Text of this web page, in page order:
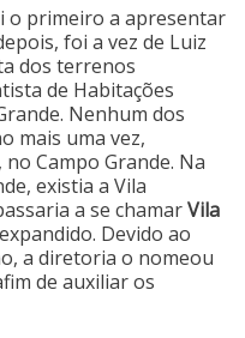
o primeiro a apresentar
foi a vez de Luiz
dos terrenos
de Habitações
Nenhum dos
mais uma vez,
Campo Grande. Na
existia a Vila
a se chamarVila
Devido ao
a diretoria o nomeou
de auxiliar os